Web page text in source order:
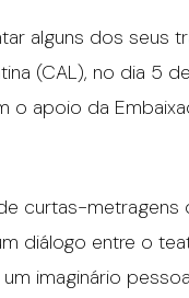
alguns dos seus
(CAL), no dia 5
apoio da
curtas-metragens
diálogo entre o
imaginário